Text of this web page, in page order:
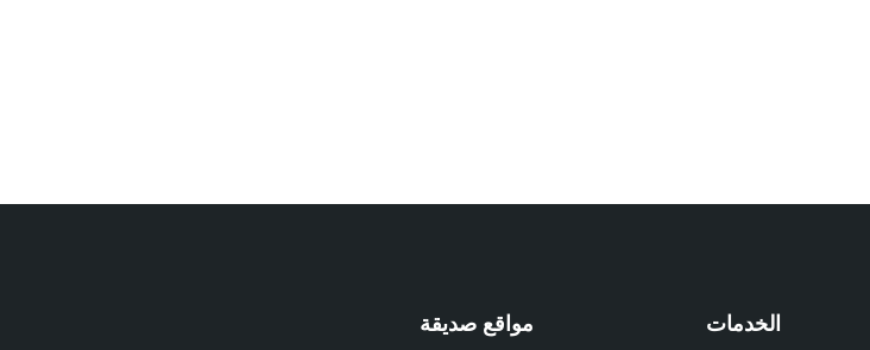
الخدمات مواقع صديقة